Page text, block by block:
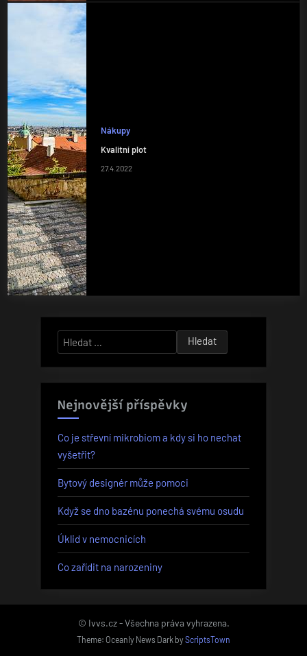
Nákupy
Kvalitní plot
27.4.2022
Vyhledávání
Nejnovější příspěvky
Co je střevní mikrobiom a kdy si ho nechat
vyšetřit?
Bytový designér může pomoci
Když se dno bazénu ponechá svému osudu
Úklid v nemocnicích
Co zařídit na narozeniny
© Ivvs.cz - Všechna práva vyhrazena.
Theme: Oceanly News Dark byScriptsTown